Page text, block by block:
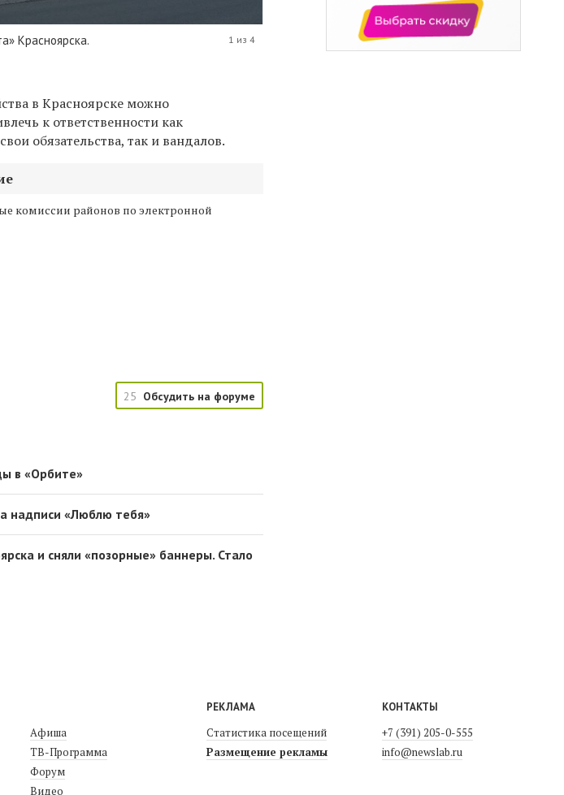
Красноярска. 1 из 4
в Красноярске можно
к ответственности как
обязательства, так и вандалов.
комиссии районов по электронной
25 Обсудить на форуме
в «Орбите»
надписи «Люблю тебя»
и сняли «позорные» баннеры. Стало
Афиша
ТВ-Программа
Форум
Видео
РЕКЛАМА
Статистика посещений
Размещение рекламы
КОНТАКТЫ
+7 (391) 205-0-555
info@newslab.ru